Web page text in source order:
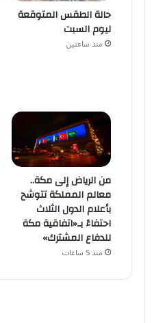
حالة الطقس المتوقعة
ليوم السبت
منذ ساعتين
من الرياض إلى مكة..
معالم المملكة تتوشح
بأعلام الدول الثلاث
احتفاءً بـ«اتفاقية مكة
للدفاع المشترك»
منذ 5 ساعات